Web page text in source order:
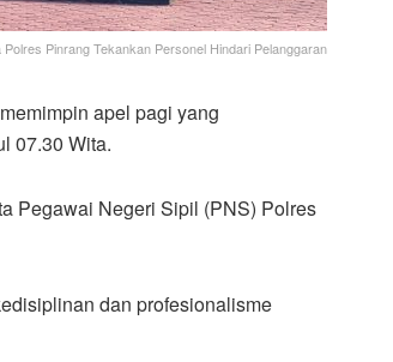
Polres Pinrang Tekankan Personel Hindari Pelanggaran
apel pagi yang
07.30 Wita.
Pegawai Negeri Sipil (PNS) Polres
dan profesionalisme